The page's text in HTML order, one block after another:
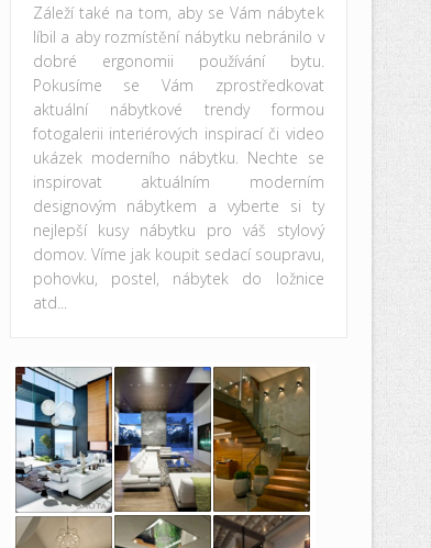
Záleží také na tom, aby se Vám nábytek
líbil a aby rozmístění nábytku nebránilo v
dobré ergonomii používání bytu.
Pokusíme se Vám zprostředkovat
aktuální nábytkové trendy formou
fotogalerii interiérových inspirací či video
ukázek moderního nábytku. Nechte se
inspirovat aktuálním moderním
designovým nábytkem a vyberte si ty
nejlepší kusy nábytku pro váš stylový
domov. Víme jak koupit sedací soupravu,
pohovku, postel, nábytek do ložnice
atd...